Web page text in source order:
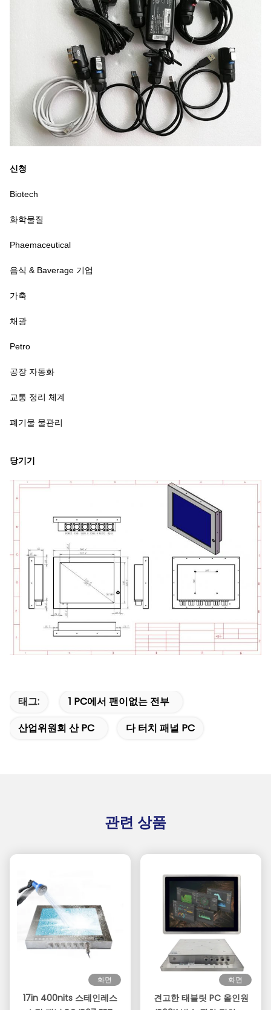
신청
Biotech
화학물질
Phaemaceutical
음식 & Baverage 기업
가축
채광
Petro
공장 자동화
교통 정리 체계
폐기물 물관리
당기기
태그:
1 PC에서 팬이없는 전부
산업위원회 산 PC
다 터치 패널 PC
관련 상품
화면
17in 400nits 스테인레스
화면
견고한 태블릿 PC 올인원